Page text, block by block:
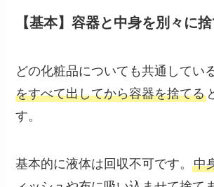
【基本】容器と中身を別々に
どの化粧品についても共通してい
をすべて出してから容器を捨てる
す。
基本的に液体は回収不可です。中